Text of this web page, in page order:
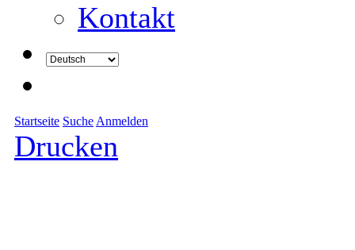
Kontakt
Startseite Suche Anmelden
Drucken